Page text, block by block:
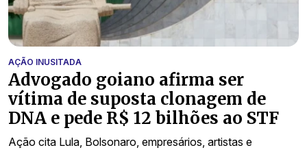
AÇÃO INUSITADA
Advogado goiano afirma ser
vítima de suposta clonagem de
DNA e pede R$ 12 bilhões ao STF
Ação cita Lula, Bolsonaro, empresários, artistas e